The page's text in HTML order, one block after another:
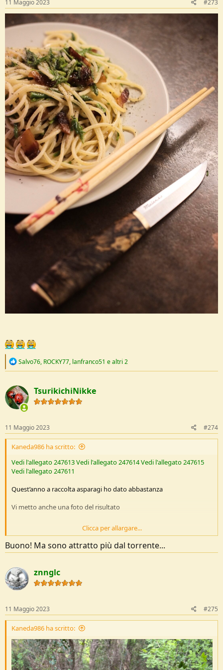
:
11 Maggio 2023 #273
R
c
t
i
o
s
:
Salvo76, ROCKY77, lanfranco51 e altri 2
TsurikichiNikke
11 Maggio 2023 #274
Kaneda986 ha scritto:
Vedi l'allegato 247613Vedi l'allegato 247614Vedi l'allegato 247615
Vedi l'allegato 247611
Quest’anno a raccolta asparagi ho dato abbastanza
Vi metto anche una foto del risultato
Vedi l'allegato 247616
Clicca per allargare...
Buono! Ma sono attratto più dal torrente...
znnglc
11 Maggio 2023 #275
Kaneda986 ha scritto: